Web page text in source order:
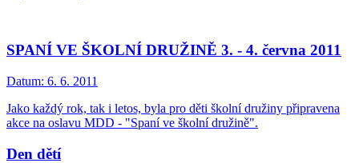
SPANÍ VE ŠKOLNÍ DRUŽINĚ 3. - 4. června 2011
Datum: 6. 6. 2011
Jako každý rok, tak i letos, byla pro děti školní družiny připravena
akce na oslavu MDD - "Spaní ve školní družině".
Den dětí